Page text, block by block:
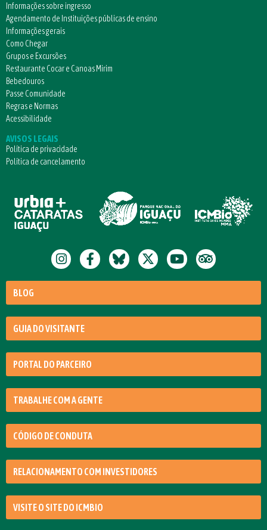
Informações sobre ingresso
Agendamento de Instituições públicas de ensino
Informações gerais
Como Chegar
Grupos e Excursões
Restaurante Cocar e Canoas Mirim
Bebedouros
Passe Comunidade
Regras e Normas
Acessibilidade
AVISOS LEGAIS
Política de privacidade
Política de cancelamento
BLOG
GUIA DO VISITANTE
PORTAL DO PARCEIRO
TRABALHE COM A GENTE
CÓDIGO DE CONDUTA
RELACIONAMENTO COM INVESTIDORES
VISITE O SITE DO ICMBIO